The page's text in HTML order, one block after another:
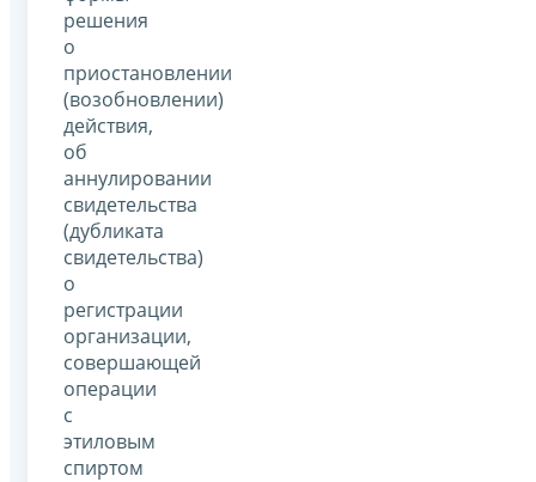
решения
о
приостановлении
(возобновлении)
действия,
об
аннулировании
свидетельства
(дубликата
свидетельства)
о
регистрации
организации,
совершающей
операции
с
этиловым
спиртом